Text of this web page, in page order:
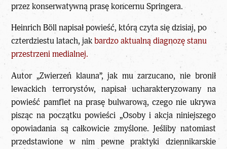
przez konserwatywną prasę koncernu Springera.
Heinrich Böll napisał powieść, którą czyta się dzisiaj, po
czterdziestu latach, jakbardzo aktualną diagnozę stanu
przestrzeni medialnej.
Autor „Zwierzeń klauna”, jak mu zarzucano, nie bronił
lewackich terrorystów, napisał ucharakteryzowany na
powieść pamflet na prasę bulwarową, czego nie ukrywa
pisząc na początku powieści „Osoby i akcja niniejszego
opowiadania są całkowicie zmyślone. Jeśliby natomiast
przedstawione w nim pewne praktyki dziennikarskie